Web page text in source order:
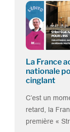
La France
nationale
cinglant
C’est un
retard, la
première «